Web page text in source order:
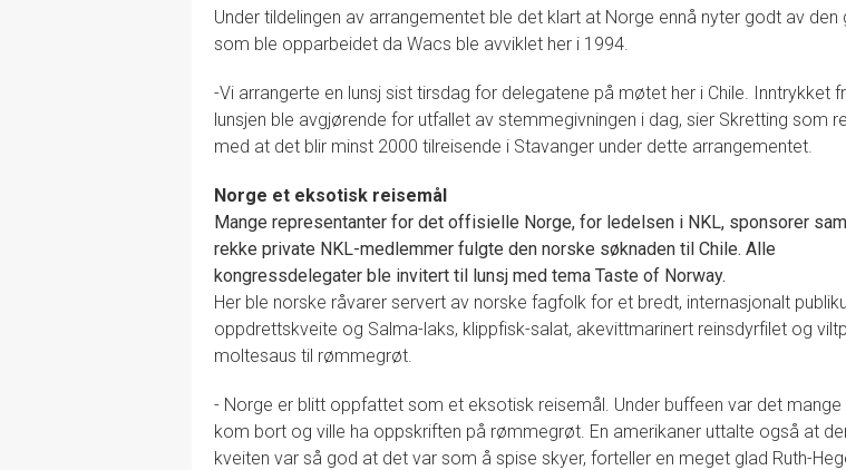
Under tildelingen av arrangementet ble det klart at Norge ennå nyter godt av den
som ble opparbeidet da Wacs ble avviklet her i 1994.
-Vi arrangerte en lunsj sist tirsdag for delegatene på møtet her i Chile. Inntrykket
lunsjen ble avgjørende for utfallet av stemmegivningen i dag, sier Skretting som
med at det blir minst 2000 tilreisende i Stavanger under dette arrangementet.
Norge et eksotisk reisemål
Mange representanter for det offisielle Norge, for ledelsen i NKL, sponsorer
rekke private NKL-medlemmer fulgte den norske søknaden til Chile. Alle
kongressdelegater ble invitert til lunsj med tema Taste of Norway.
Her ble norske råvarer servert av norske fagfolk for et bredt, internasjonalt
oppdrettskveite og Salma-laks, klippfisk-salat, akevittmarinert reinsdyrfilet og
moltesaus til rømmegrøt.
- Norge er blitt oppfattet som et eksotisk reisemål. Under buffeen var det
kom bort og ville ha oppskriften på rømmegrøt. En amerikaner uttalte også at
kveiten var så god at det var som å spise skyer, forteller en meget glad Ruth-